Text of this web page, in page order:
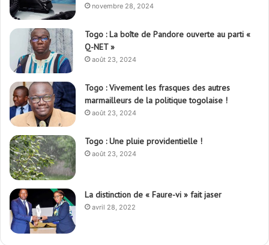
novembre 28, 2024
Togo : La boîte de Pandore ouverte au parti «
Q-NET »
août 23, 2024
Togo : Vivement les frasques des autres
marmailleurs de la politique togolaise !
août 23, 2024
Togo : Une pluie providentielle !
août 23, 2024
La distinction de « Faure-vi » fait jaser
avril 28, 2022